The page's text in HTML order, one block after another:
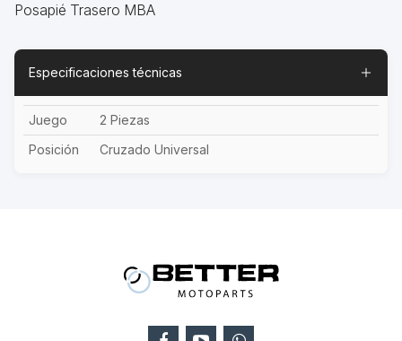
Posapié Trasero MBA
Especificaciones técnicas
Juego
2 Piezas
Posición
Cruzado Universal